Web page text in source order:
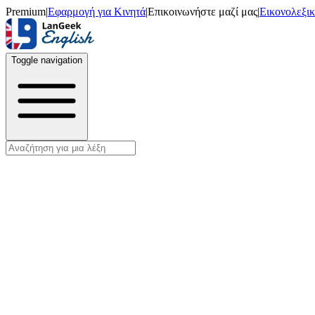
Premium|Εφαρμογή για Κινητά|Επικοινωνήστε μαζί μας|
Toggle navigation